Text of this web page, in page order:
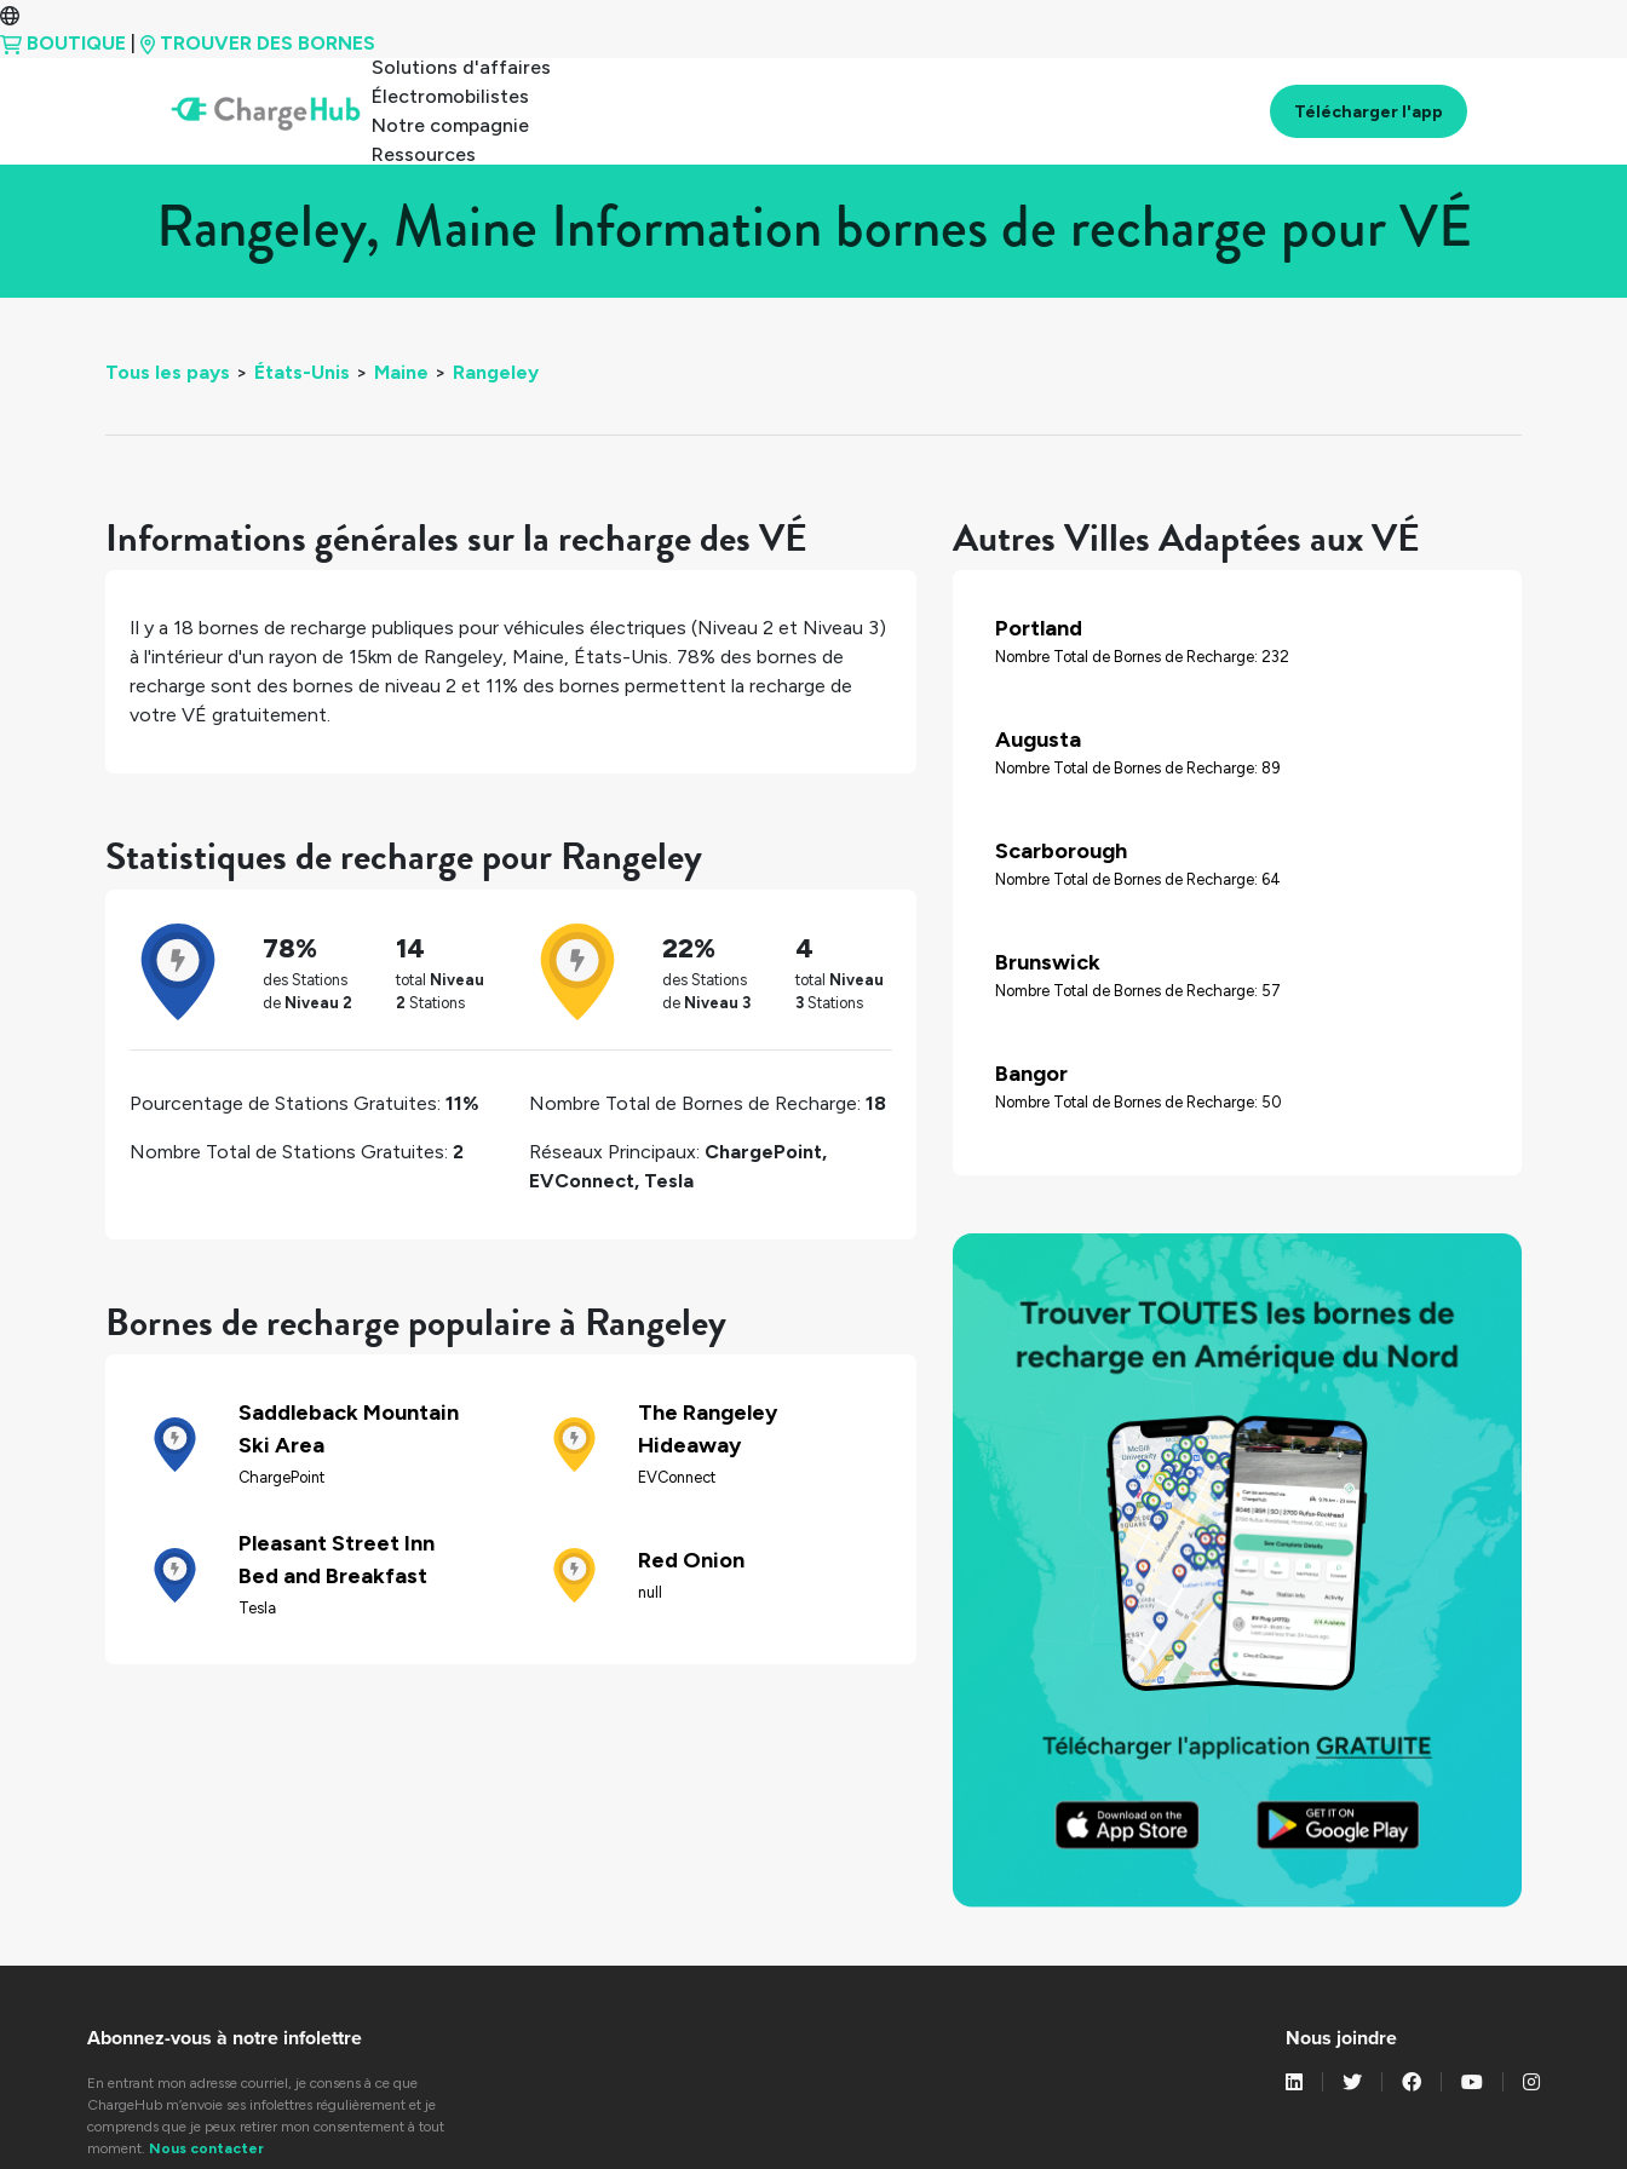
BOUTIQUE
TROUVER DES BORNES
Solutions d'affaires
Électromobilistes
Notre compagnie
Ressources
Télécharger l'app
Rangeley, Maine Information bornes de recharge pour VÉ
Tous les pays > États-Unis > Maine > Rangeley
Informations générales sur la recharge des VÉ
Il y a 18 bornes de recharge publiques pour véhicules électriques (Niveau 2 et Niveau 3)
à l'intérieur d'un rayon de 15km de Rangeley, Maine, États-Unis. 78% des bornes de
recharge sont des bornes de niveau 2 et 11% des bornes permettent la recharge de
votre VÉ gratuitement.
Statistiques de recharge pour Rangeley
78%
des Stations
de Niveau 2
14
total Niveau
2 Stations
22%
des Stations
de Niveau 3
4
total Niveau
3 Stations
Pourcentage de Stations Gratuites: 11%
Nombre Total de Stations Gratuites: 2
Nombre Total de Bornes de Recharge: 18
Réseaux Principaux: ChargePoint,
EVConnect, Tesla
Bornes de recharge populaire à Rangeley
Saddleback Mountain
Ski Area
ChargePoint
The Rangeley
Hideaway
EVConnect
Pleasant Street Inn
Bed and Breakfast
Tesla
Red Onion
null
Autres Villes Adaptées aux VÉ
Portland
Nombre Total de Bornes de Recharge: 232
Augusta
Nombre Total de Bornes de Recharge: 89
Scarborough
Nombre Total de Bornes de Recharge: 64
Brunswick
Nombre Total de Bornes de Recharge: 57
Bangor
Nombre Total de Bornes de Recharge: 50
Abonnez-vous à notre infolettre
En entrant mon adresse courriel, je consens à ce que
ChargeHub m’envoie ses infolettres régulièrement et je
comprends que je peux retirer mon consentement à tout
moment. Nous contacter
Nous joindre